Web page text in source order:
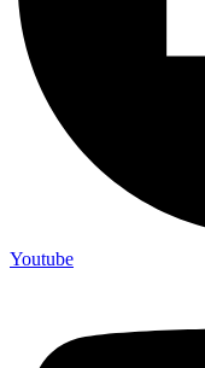
Youtube